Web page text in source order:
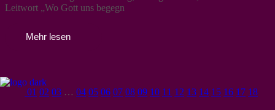
Leitwort „Wo Gott uns begegn
Mehr lesen
01 02 03 … 04 05 06 07 08 09 10 11 12 13 14 15 16 17 18